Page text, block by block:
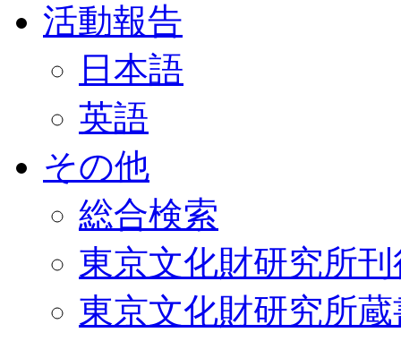
活動報告
日本語
英語
その他
総合検索
東京文化財研究所
東京文化財研究所